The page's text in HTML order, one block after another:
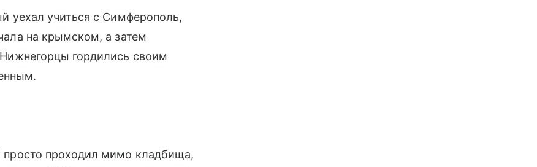
уехал учиться с Симферополь,
на крымском, а затем
гордились своим
просто проходил мимо кладбища,